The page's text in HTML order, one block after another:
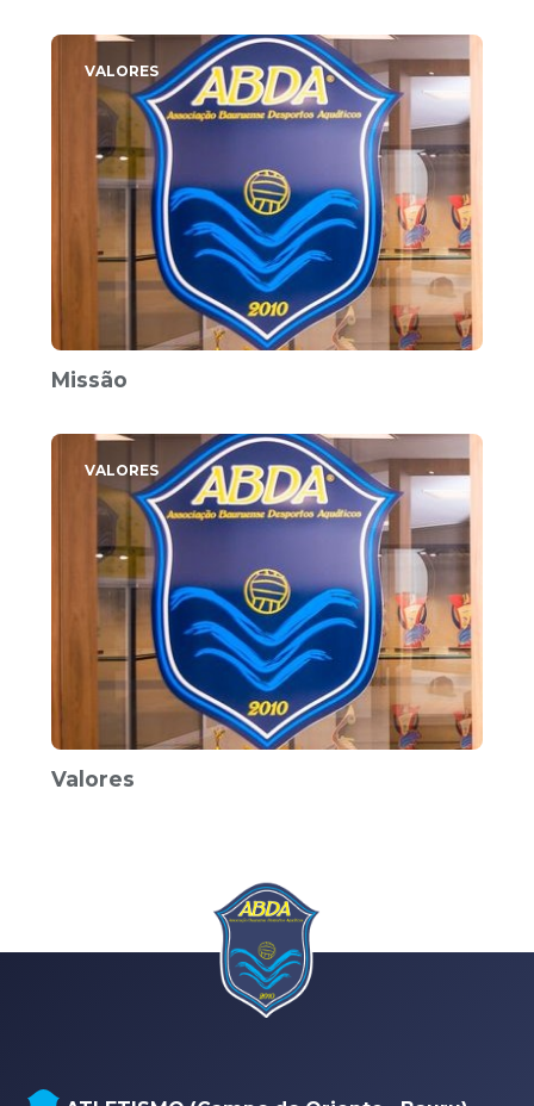
VALORES
Missão
VALORES
Valores